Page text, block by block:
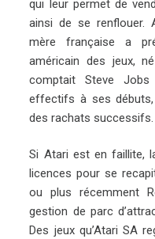
qui leur permet de
ainsi de se renflouer.
mère française a
américain des jeux,
comptait Steve
effectifs à ses
des rachats successifs.
Si Atari est en faillite,
licences pour se
ou plus récemment
gestion de parc
Des jeux qu’Atari SA